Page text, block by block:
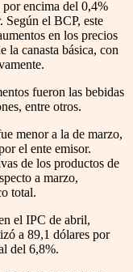
encima del 0,4%
Según el BCP, este
en los precios
la canasta básica, con
fueron las bebidas
entre otros.
menor a la de marzo,
el ente emisor.
de los productos de
a marzo,
total.
el IPC de abril,
a 89,1 dólares por
del 6,8%.